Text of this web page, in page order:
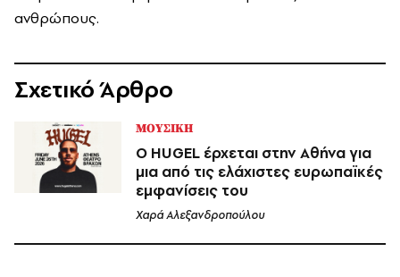
ανθρώπους.
Σχετικό Άρθρο
ΜΟΥΣΙΚΗ
Ο HUGEL έρχεται στην Αθήνα για
μια από τις ελάχιστες ευρωπαϊκές
εμφανίσεις του
Χαρά Αλεξανδροπούλου